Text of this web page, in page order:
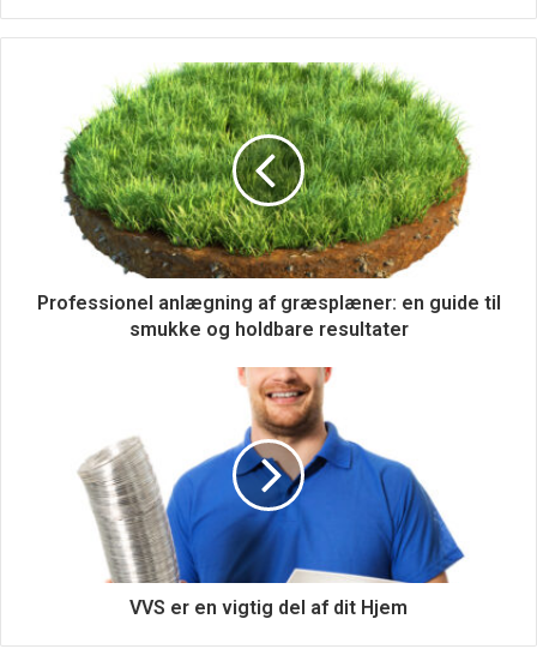
Psykoterapi omfatter ofte en række forskellige tilgange,
Professionel anlægning af græsplæner: en guide til
smukke og holdbare resultater
VVS er en vigtig del af dit Hjem